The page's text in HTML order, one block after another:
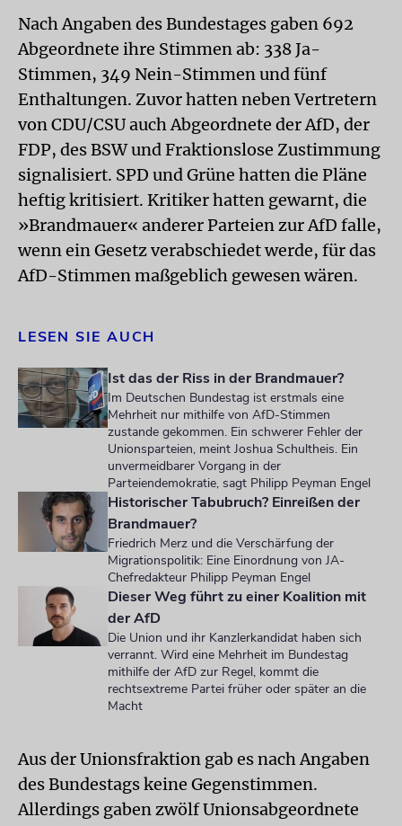
Nach Angaben des Bundestages gaben 692
Abgeordnete ihre Stimmen ab: 338 Ja-
Stimmen, 349 Nein-Stimmen und fünf
Enthaltungen. Zuvor hatten neben Vertretern
von CDU/CSU auch Abgeordnete der AfD, der
FDP, des BSW und Fraktionslose Zustimmung
signalisiert. SPD und Grüne hatten die Pläne
heftig kritisiert. Kritiker hatten gewarnt, die
»Brandmauer« anderer Parteien zur AfD falle,
wenn ein Gesetz verabschiedet werde, für das
AfD-Stimmen maßgeblich gewesen wären.
LESEN SIE AUCH
Ist das der Riss in der Brandmauer?
Im Deutschen Bundestag ist erstmals eine
Mehrheit nur mithilfe von AfD-Stimmen
zustande gekommen. Ein schwerer Fehler der
Unionsparteien, meint Joshua Schultheis. Ein
unvermeidbarer Vorgang in der
Parteiendemokratie, sagt Philipp Peyman Engel
Historischer Tabubruch? Einreißen der
Brandmauer?
Friedrich Merz und die Verschärfung der
Migrationspolitik: Eine Einordnung von JA-
Chefredakteur Philipp Peyman Engel
Dieser Weg führt zu einer Koalition mit
der AfD
Die Union und ihr Kanzlerkandidat haben sich
verrannt. Wird eine Mehrheit im Bundestag
mithilfe der AfD zur Regel, kommt die
rechtsextreme Partei früher oder später an die
Macht
Aus der Unionsfraktion gab es nach Angaben
des Bundestags keine Gegenstimmen.
Allerdings gaben zwölf Unionsabgeordnete